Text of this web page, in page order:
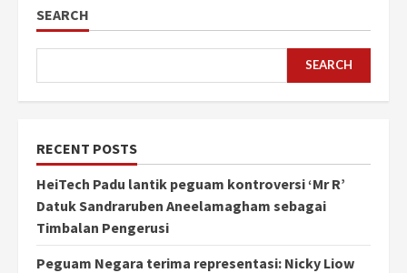
SEARCH
SEARCH
RECENT POSTS
HeiTech Padu lantik peguam kontroversi ‘Mr R’
Datuk Sandraruben Aneelamagham sebagai
Timbalan Pengerusi
Peguam Negara terima representasi: Nicky Liow